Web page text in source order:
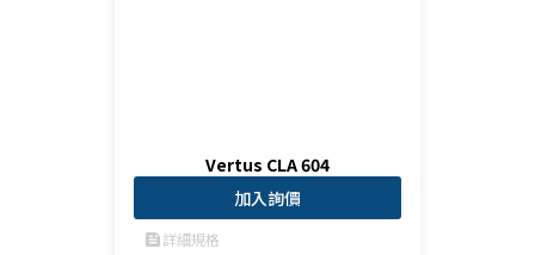
Vertus CLA 604
加入詢價
feed詳細規格